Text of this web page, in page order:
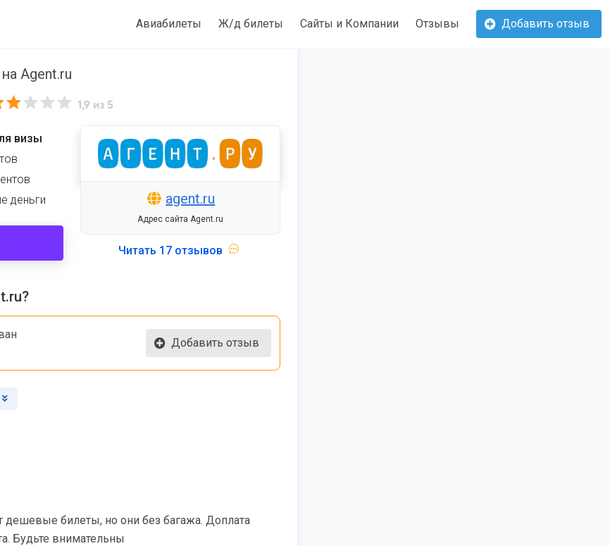
Авиабилеты Ж/д билеты Сайты и Компании Отзывы Добавить отзыв
Agent.ru
1,9 из 5
визы
деньги
agent.ru
Адрес сайта Agent.ru
Читать 17 отзывов
Добавить отзыв
дешевые билеты, но они без багажа. Доплата
Будьте внимательны